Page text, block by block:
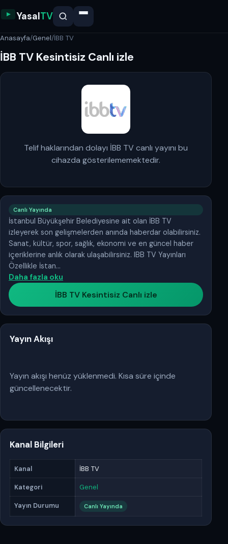
YasalTV
Anasayfa/Genel/İBB TV
İBB TV Kesintisiz Canlı izle
Telif haklarından dolayı İBB TV canlı yayını bu
cihazda gösterilememektedir.
Canlı Yayında
İstanbul Büyükşehir Belediyesine ait olan İBB TV
izleyerek son gelişmelerden anında haberdar olabilirsiniz.
Sanat, kültür, spor, sağlık, ekonomi ve en güncel haber
içeriklerine anlık olarak ulaşabilirsiniz. IBB TV Yayınları
Özellikle İstan…
Daha fazla oku
İBB TV Kesintisiz Canlı izle
Yayın Akışı
Yayın akışı henüz yüklenmedi. Kısa süre içinde
güncellenecektir.
Kanal Bilgileri
Kanal İBB TV
Kategori Genel
Yayın Durumu Canlı Yayında